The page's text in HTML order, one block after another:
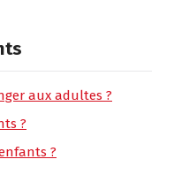
aux adultes ?
?
?